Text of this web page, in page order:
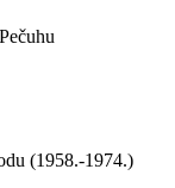
(1958.-1974.)